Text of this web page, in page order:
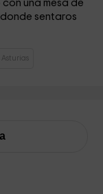
con una mesa de
sentaros